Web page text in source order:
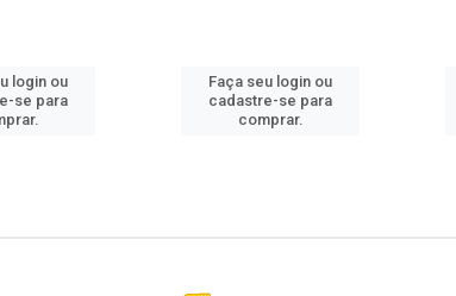
login ou
se para
Faça seu login ou
cadastre-se para
comprar.